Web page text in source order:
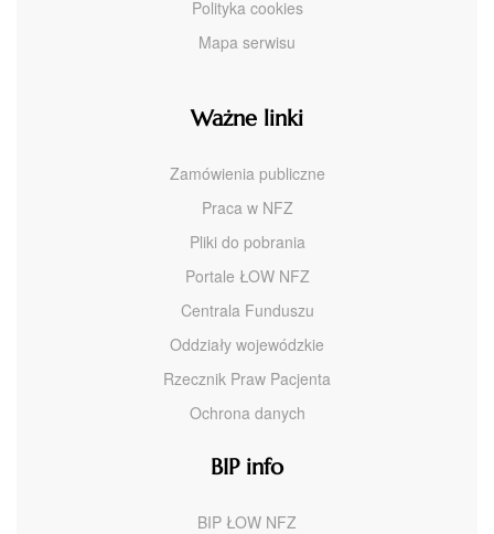
Polityka cookies
Mapa serwisu
Ważne linki
Zamówienia publiczne
Praca w NFZ
Pliki do pobrania
Portale ŁOW NFZ
Centrala Funduszu
Oddziały wojewódzkie
Rzecznik Praw Pacjenta
Ochrona danych
BIP info
BIP ŁOW NFZ